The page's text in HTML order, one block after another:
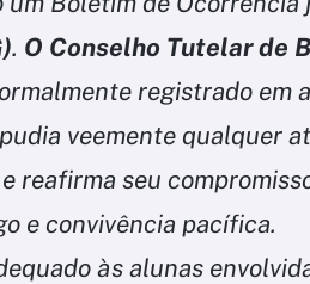
. O Conselho Tutelar de
registrado em
veemente qualquer
reafirma seu
e convivência pacífica.
às alunas